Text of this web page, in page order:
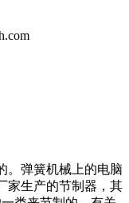
弹簧机械上的电脑
家生产的节制器，其